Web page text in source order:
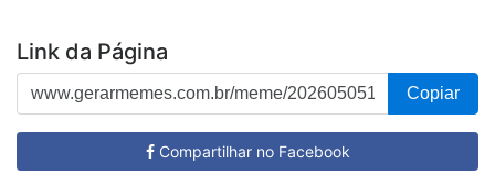
Link da Página
Copiar
Compartilhar no Facebook